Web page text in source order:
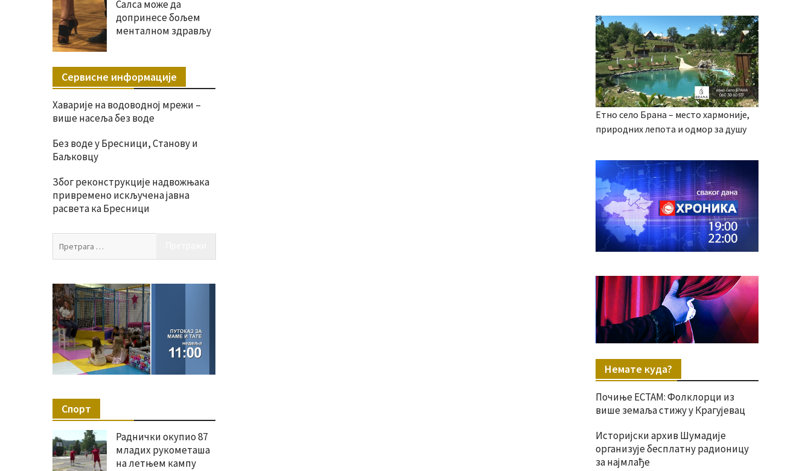
Етно село Брана – место хармоније,
природних лепота и одмор за душу
Немате куда?
Почиње ЕСТАМ: Фолклорци из
више земаља стижу у Крагујевац
Историјски архив Шумадије
организује бесплатну радионицу
за најмлађе
Салса може да
допринесе бољем
менталном здрављу
Сервисне информације
Хаварије на водоводној мрежи –
више насеља без воде
Без воде у Бресници, Станову и
Баљковцу
Због реконструкције надвожњака
привремено искључена јавна
расвета ка Бресници
Спорт
Раднички окупио 87
младих рукометаша
на летњем кампу